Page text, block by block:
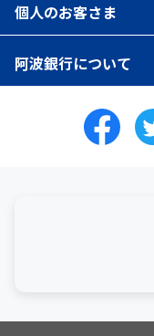
個人のお客さま
阿波銀行について